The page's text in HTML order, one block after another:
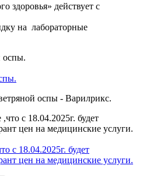
здоровья» действует с
на лабораторные
оспы - Варилрикс.
с 18.04.2025г. будет
цен на медицинские услуги.